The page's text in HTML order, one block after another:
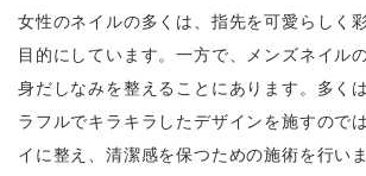
女性のネイルの多くは、指先を可愛らしく
目的にしています。一方で、メンズネイル
身だしなみを整えることにあります。多く
ラフルでキラキラしたデザインを施すので
イに整え、清潔感を保つための施術を行い